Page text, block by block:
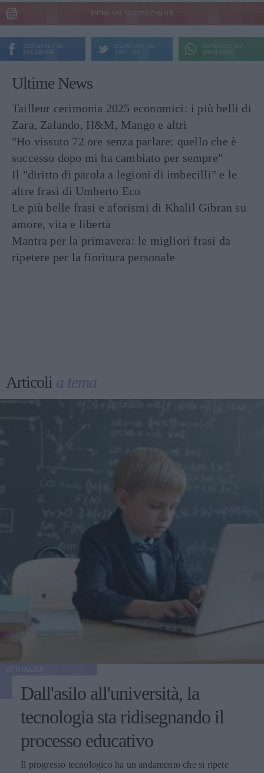
ENTRA NEL NOSTRO CANALE
CONDIVIDI SU
FACEBOOK
CONDIVIDI SU
TWITTER
CONDIVIDI SU
WHATSAPP
Ultime News
Tailleur cerimonia 2025 economici: i più belli di
Zara, Zalando, H&M, Mango e altri
"Ho vissuto 72 ore senza parlare: quello che è
successo dopo mi ha cambiato per sempre"
Il "diritto di parola a legioni di imbecilli" e le
altre frasi di Umberto Eco
Le più belle frasi e aforismi di Khalil Gibran su
amore, vita e libertà
Mantra per la primavera: le migliori frasi da
ripetere per la fioritura personale
Articoli a tema
Dall'asilo all'università, la
tecnologia sta ridisegnando il
processo educativo
Il progresso tecnologico ha un andamento che si ripete